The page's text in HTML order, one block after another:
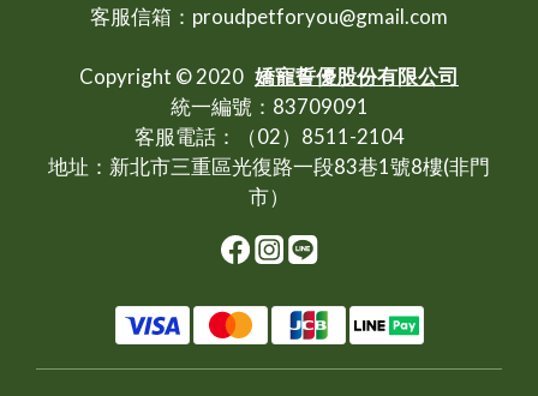
客服信箱：proudpetforyou@gmail.com
Copyright © 2020 嬌寵誓優股份有限公司
統一編號：83709091
客服電話：（02）8511-2104
地址：新北市三重區光復路一段83巷1號8樓(非門
市）